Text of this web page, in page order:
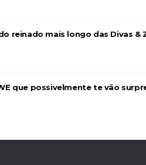
reinado mais longo das Divas &
que possivelmente te vão